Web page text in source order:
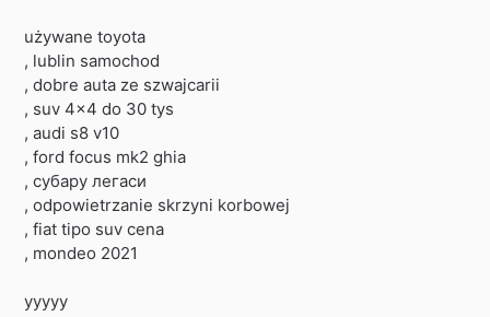
używane toyota
, lublin samochod
, dobre auta ze szwajcarii
, suv 4×4 do 30 tys
, audi s8 v10
, ford focus mk2 ghia
, субару легаси
, odpowietrzanie skrzyni korbowej
, fiat tipo suv cena
, mondeo 2021
yyyyy